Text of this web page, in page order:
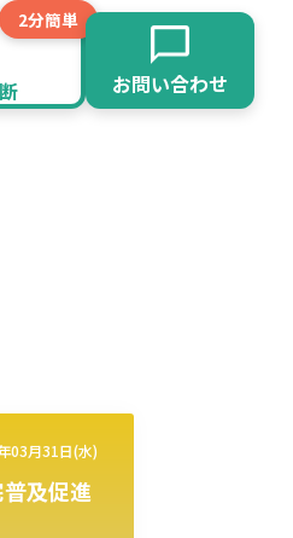
2分簡単
お問い合わせ
03月31日(水)
及促進